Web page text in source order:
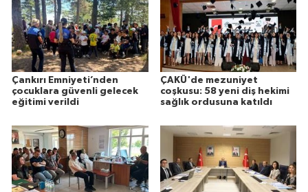
Çankırı Emniyeti’nden
çocuklara güvenli gelecek
eğitimi verildi
ÇAKÜ'de mezuniyet
coşkusu: 58 yeni diş hekimi
sağlık ordusuna katıldı